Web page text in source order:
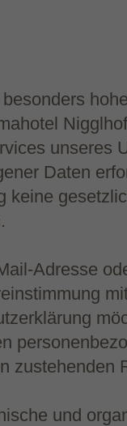
unseres
Daten
keine
Adresse
zustehenden
und